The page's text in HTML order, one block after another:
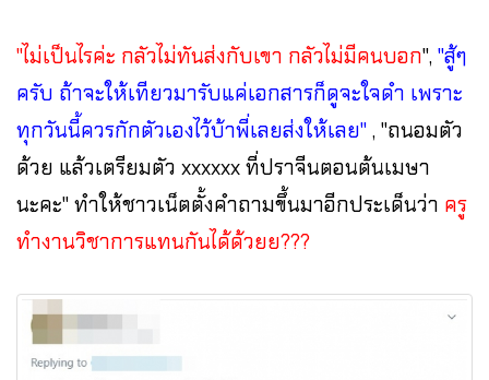
"ไม่เป็นไรค่ะ กลัวไม่ทันส่งกับเขา กลัวไม่มีคนบอก", "สู้ๆ
ครับ ถ้าจะให้เทียวมารับแค่เอกสารก็ดูจะใจดำ เพราะ
ทุกวันนี้ควรกักตัวเองไว้บ้าพี่เลยส่งให้เลย" , "ถนอมตัว
ด้วย แล้วเตรียมตัว xxxxxx ที่ปราจีนตอนต้นเมษา
นะคะ" ทำให้ชาวเน็ตตั้งคำถามขึ้นมาอีกประเด็นว่า ครู
ทำงานวิชาการแทนกันได้ด้วยย???